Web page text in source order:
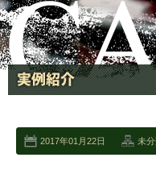
2017年01月22日 未